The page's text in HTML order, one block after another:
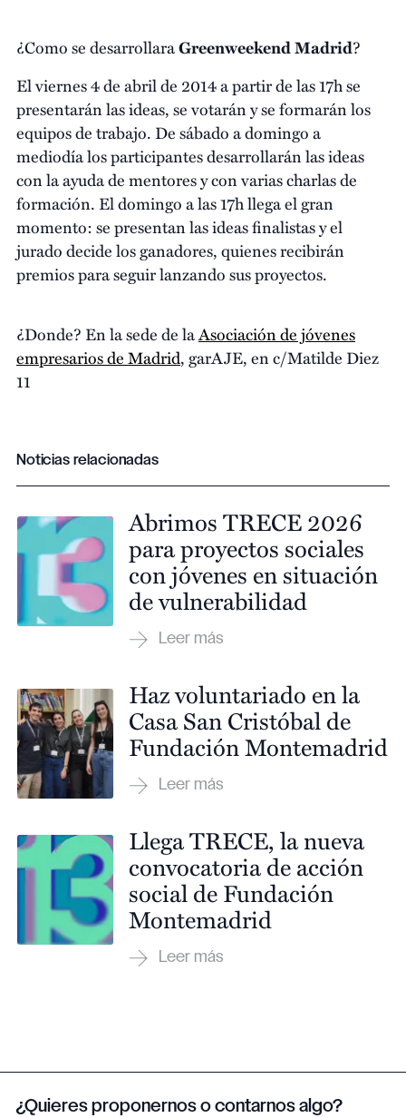
¿Como se desarrollaraGreenweekend Madrid?
El viernes 4 de abril de 2014 a partir de las 17h se
presentarán las ideas, se votarán y se formarán los
equipos de trabajo. De sábado a domingo a
mediodía los participantes desarrollarán las ideas
con la ayuda de mentores y con varias charlas de
formación. El domingo a las 17h llega el gran
momento: se presentan las ideas finalistas y el
jurado decide los ganadores, quienes recibirán
premios para seguir lanzando sus proyectos.
¿Donde? En la sede de laAsociación de jóvenes
empresarios de Madrid, garAJE, en c/Matilde Diez
11
Noticias relacionadas
Abrimos TRECE 2026
para proyectos sociales
con jóvenes en situación
de vulnerabilidad
Haz voluntariado en la
Casa San Cristóbal de
Fundación Montemadrid
Llega TRECE, la nueva
convocatoria de acción
social de Fundación
Montemadrid
¿Quieres proponernos o contarnos algo?